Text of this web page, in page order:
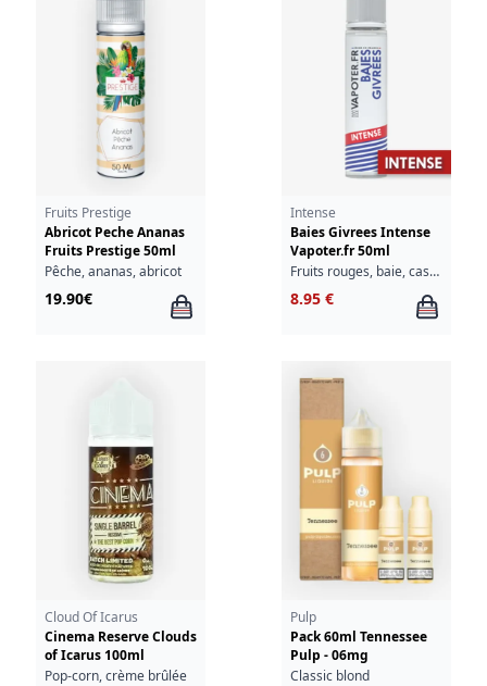
Fruits Prestige
Abricot Peche Ananas
Fruits Prestige 50ml
Pêche, ananas, abricot
19.90€
Intense
Baies Givrees Intense
Vapoter.fr 50ml
Fruits rouges, baie, cassis, groseille, fraîcheur
8.95 €
Cloud Of Icarus
Cinema Reserve Clouds
of Icarus 100ml
Pop-corn, crème brûlée
Pulp
Pack 60ml Tennessee
Pulp - 06mg
Classic blond